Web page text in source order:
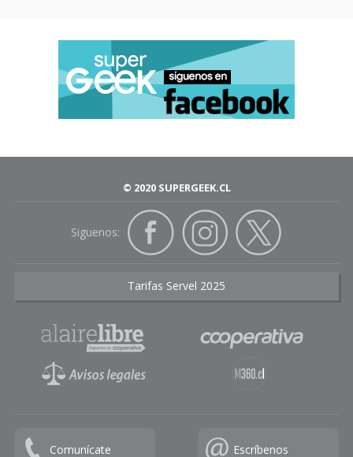
© 2020 SUPERGEEK.CL
Siguenos:
Tarifas Servel 2025
Comunícate Escríbenos